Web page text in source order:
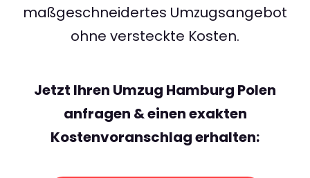
maßgeschneidertes Umzugsangebot
ohne versteckte Kosten.
Jetzt Ihren Umzug Hamburg Polen
anfragen & einen exakten
Kostenvoranschlag erhalten: